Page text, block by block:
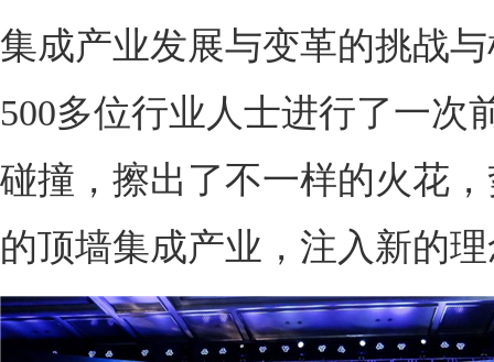
集成产业发展与变革的挑战
500多位行业人士进行了一次
碰撞，擦出了不一样的火花
的顶墙集成产业，注入新的